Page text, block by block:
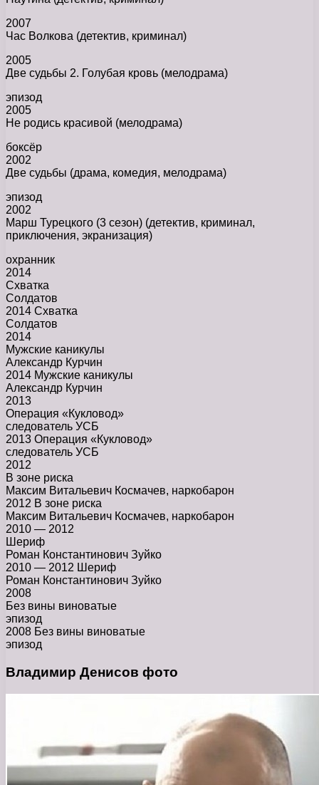
2007
Час Волкова (детектив, криминал)
2005
Две судьбы 2. Голубая кровь (мелодрама)
эпизод
2005
Не родись красивой (мелодрама)
боксёр
2002
Две судьбы (драма, комедия, мелодрама)
эпизод
2002
Марш Турецкого (3 сезон) (детектив, криминал,
приключения, экранизация)
охранник
2014
Схватка
Солдатов
2014 Схватка
Солдатов
2014
Мужские каникулы
Александр Курчин
2014 Мужские каникулы
Александр Курчин
2013
Операция «Кукловод»
следователь УСБ
2013 Операция «Кукловод»
следователь УСБ
2012
В зоне риска
Максим Витальевич Космачев, наркобарон
2012 В зоне риска
Максим Витальевич Космачев, наркобарон
2010 — 2012
Шериф
Роман Константинович Зуйко
2010 — 2012 Шериф
Роман Константинович Зуйко
2008
Без вины виноватые
эпизод
2008 Без вины виноватые
эпизод
Владимир Денисов фото